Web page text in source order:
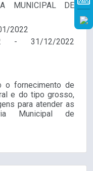
MUNICIPAL DE
2022
- 31/12/2022
o fornecimento de
e do tipo grosso,
para atender as
Municipal de